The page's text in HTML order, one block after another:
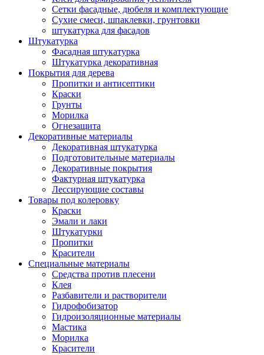
Сетки фасадные, дюбеля и комплектующие
Сухие смеси, шпаклевки, грунтовки
штукатурка для фасадов
Штукатурка
Фасадная штукатурка
Штукатурка декоративная
Покрытия для дерева
Пропитки и антисептики
Краски
Грунты
Морилка
Огнезащита
Декоративные материалы
Декоративная штукатурка
Подготовительные материалы
Декоративные покрытия
Фактурная штукатурка
Лессирующие составы
Товары под колеровку
Краски
Эмали и лаки
Штукатурки
Пропитки
Красители
Специальные материалы
Средства против плесени
Клея
Разбавители и растворители
Гидрофобизатор
Гидроизоляционные материалы
Мастика
Морилка
Красители